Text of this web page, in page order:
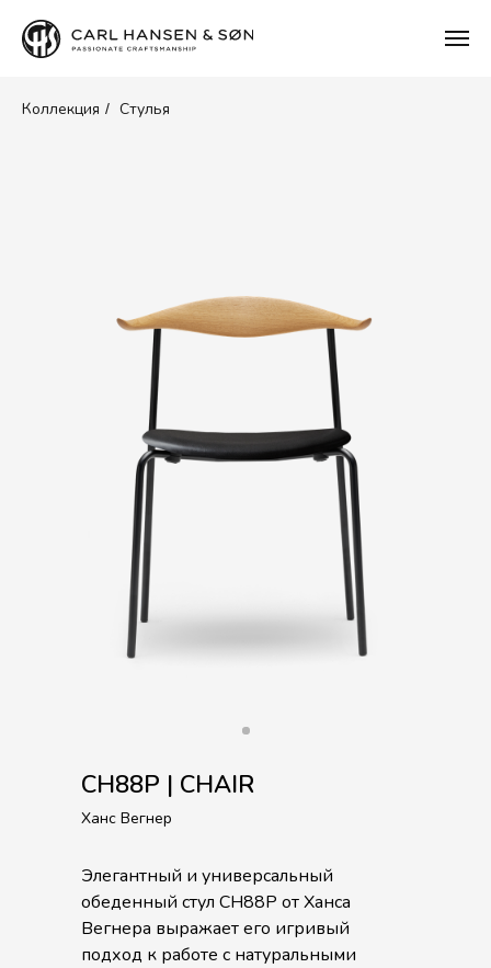
Коллекция / Стулья
CH88P | CHAIR
Ханс Вегнер
Элегантный и универсальный
обеденный стул CH88P от Ханса
Вегнера выражает его игривый
подход к работе с натуральными